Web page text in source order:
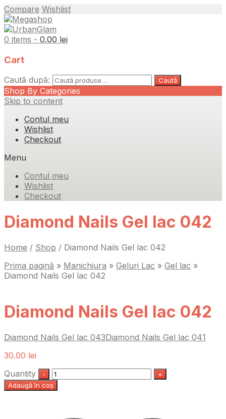
Compare Wishlist
0 items - 0.00 lei
Cart
Caută după: Caută
Shop By Categories
Skip to content
Contul meu
Wishlist
Checkout
Menu
Contul meu
Wishlist
Checkout
Diamond Nails Gel lac 042
Home / Shop / Diamond Nails Gel lac 042
Prima pagină » Manichiura » Geluri Lac » Gel lac »
Diamond Nails Gel lac 042
Diamond Nails Gel lac 042
Diamond Nails Gel lac 043Diamond Nails Gel lac 041
30.00 lei
Quantity
Adaugă în coș